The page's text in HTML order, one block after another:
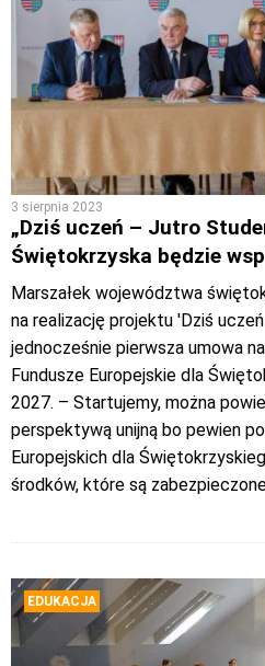
3 sierpnia 2023
„Dziś uczeń – Jutro
Świętokrzyska będzie
Marszałek województwa
na realizację projektu 'Dziś
jednocześnie pierwsza umowa
Fundusze Europejskie dla
2027. – Startujemy, można
perspektywą unijną bo pewien
Europejskich dla
środków, które są
EDUKACJA